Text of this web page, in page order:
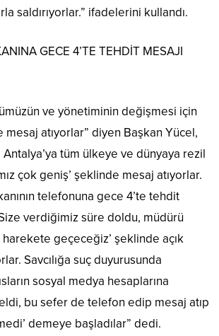
saldırıyorlar.” ifadelerini kullandı.
GECE 4’TE TEHDİT MESAJI
ve yönetiminin değişmesi için
atıyorlar” diyen Başkan Yücel,
Antalya’ya tüm ülkeye ve dünyaya rezil
çok geniş’ şeklinde mesaj atıyorlar.
telefonuna gece 4’te tehdit
verdiğimiz süre doldu, müdürü
geçeceğiz’ şeklinde açık
Savcılığa suç duyurusunda
sosyal medya hesaplarına
bu sefer de telefon edip mesaj atıp
demeye başladılar” dedi.